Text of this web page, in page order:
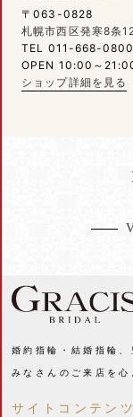
〒063-0828
札幌市西区発寒8条
TEL 011-668-0800
OPEN 10:00～
ショップ詳細を見る
婚約指輪・結婚指輪、
みなさんのご来店を
サイトコンテンツ